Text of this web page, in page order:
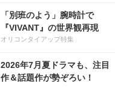
「別班のよう」腕時計で
『VIVANT』の世界観再現
オリコンタイアップ特集
2026年7月夏ドラマも、注目
作＆話題作が勢ぞろい！